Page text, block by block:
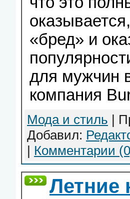
«бред» и
для мужчин
компания
Мода и стиль |
Добавил:
| Комментарии
Летние